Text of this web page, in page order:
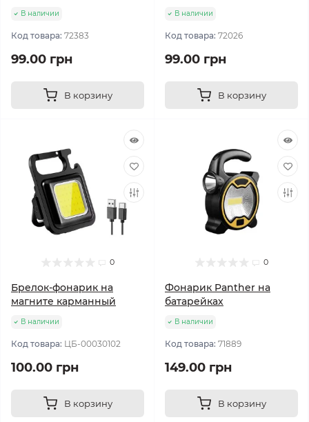
В наличии
Код товара: 72383
99.00 грн
В корзину
В наличии
Код товара: 72026
99.00 грн
В корзину
0
Брелок-фонарик на
магните карманный
В наличии
Код товара: ЦБ-00030102
100.00 грн
В корзину
0
Фонарик Panther на
батарейках
В наличии
Код товара: 71889
149.00 грн
В корзину